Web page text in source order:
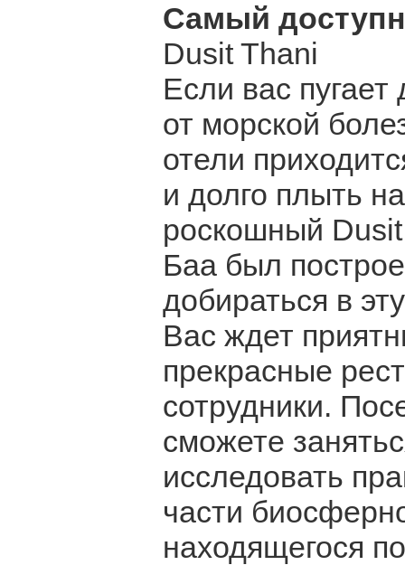
Самый
Dusit Thani
Если вас
от морской
отели
и долго плыть
роскошный
Баа был
добираться в
Вас ждет
прекрасные
сотрудники.
сможете
исследовать
части
находящегося